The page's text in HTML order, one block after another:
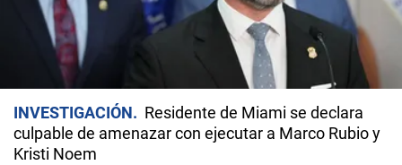
INVESTIGACIÓN
Residente de Miami se declara
culpable de amenazar con ejecutar a Marco Rubio y
Kristi Noem